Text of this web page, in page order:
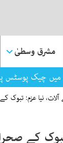
مشرق وسطیٰ
میں چیک پوسٹس
آلات، نیا عزم:
تبوک کے